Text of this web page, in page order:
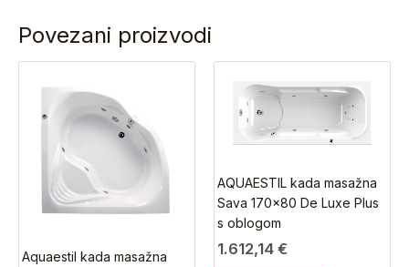
Povezani proizvodi
Aquaestil kada masažna
AQUAESTIL kada masažna
Sava 170×80 De Luxe Plus
s oblogom
1.612,14 €